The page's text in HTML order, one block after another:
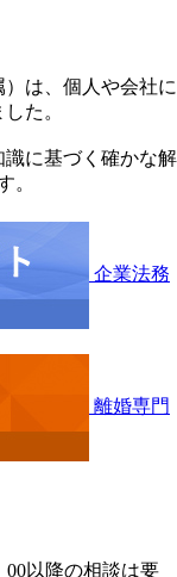
は、個人や会社に
た。
に基づく確かな解
。
企業法務
離婚専門
00以降の相談は要